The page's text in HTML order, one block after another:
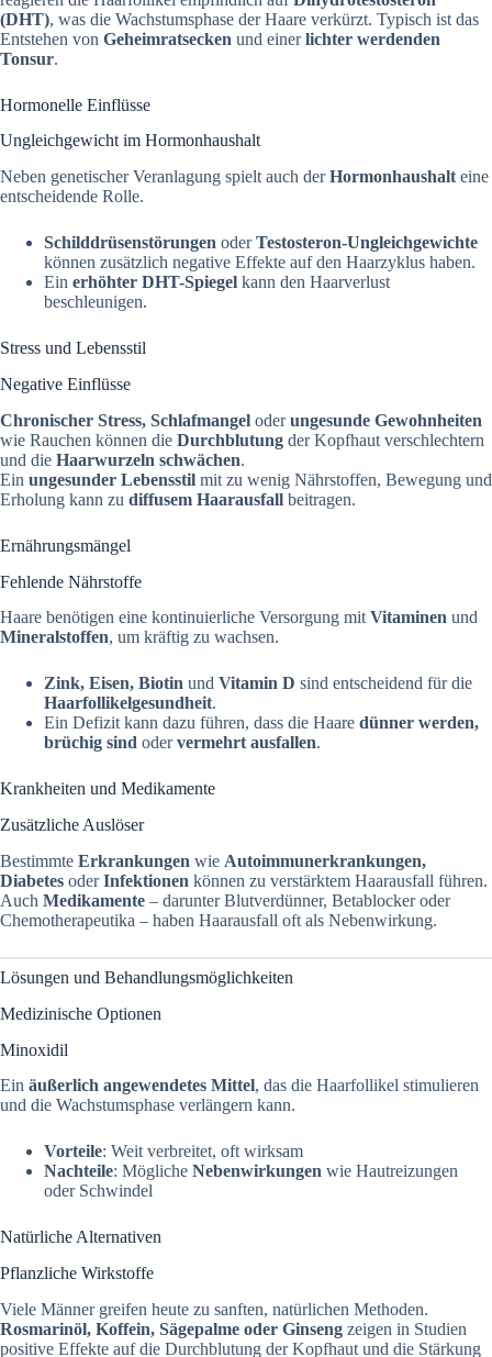
(DHT), was die Wachstumsphase der Haare verkürzt. Typisch ist das
Entstehen von Geheimratsecken und einerlichter werdenden
Tonsur.
Hormonelle Einflüsse
Ungleichgewicht im Hormonhaushalt
Neben genetischer Veranlagung spielt auch derHormonhaushalt eine
entscheidende Rolle.
Schilddrüsenstörungen oderTestosteron-Ungleichgewichte
können zusätzlich negative Effekte auf den Haarzyklus haben.
Ein erhöhter DHT-Spiegel kann den Haarverlust
beschleunigen.
Stress und Lebensstil
Negative Einflüsse
Chronischer Stress, Schlafmangel oderungesunde Gewohnheiten
wie Rauchen können die Durchblutung der Kopfhaut verschlechtern
und die Haarwurzeln schwächen.
Ein ungesunder Lebensstil mit zu wenig Nährstoffen, Bewegung und
Erholung kann zu diffusem Haarausfall beitragen.
Ernährungsmängel
Fehlende Nährstoffe
Haare benötigen eine kontinuierliche Versorgung mitVitaminen und
Mineralstoffen, um kräftig zu wachsen.
Zink, Eisen, Biotin und Vitamin D sind entscheidend für die
Haarfollikelgesundheit.
Ein Defizit kann dazu führen, dass die Haare dünner werden,
brüchig sind odervermehrt ausfallen.
Krankheiten und Medikamente
Zusätzliche Auslöser
Bestimmte Erkrankungen wie Autoimmunerkrankungen,
Diabetes oderInfektionen können zu verstärktem Haarausfall führen.
Auch Medikamente – darunter Blutverdünner, Betablocker oder
Chemotherapeutika – haben Haarausfall oft als Nebenwirkung.
Lösungen und Behandlungsmöglichkeiten
Medizinische Optionen
Minoxidil
Ein äußerlich angewendetes Mittel, das die Haarfollikel stimulieren
und die Wachstumsphase verlängern kann.
Vorteile: Weit verbreitet, oft wirksam
Nachteile: Mögliche Nebenwirkungen wie Hautreizungen
oder Schwindel
Natürliche Alternativen
Pflanzliche Wirkstoffe
Viele Männer greifen heute zu sanften, natürlichen Methoden.
Rosmarinöl, Koffein, Sägepalme oder Ginseng zeigen in Studien
positive Effekte auf die Durchblutung der Kopfhaut und die Stärkung